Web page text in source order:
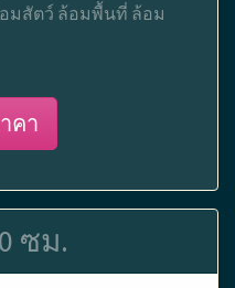
มสัตว์ ล้อมพื้นที่ ล้อม
คา
ซม.